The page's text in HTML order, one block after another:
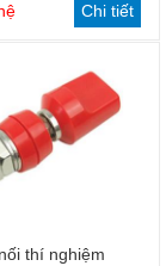
Chi tiết
thí nghiệm